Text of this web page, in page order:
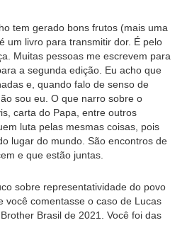
tem gerado bons frutos (mais uma
um livro para transmitir dor. É pelo
Muitas pessoas me escrevem para
a segunda edição. Eu acho que
e, quando falo de senso de
sou eu. O que narro sobre o
carta do Papa, entre outros
luta pelas mesmas coisas, pois
lugar do mundo. São encontros de
e que estão juntas.
sobre representatividade do povo
você comentasse o caso de Lucas
Brasil de 2021. Você foi das